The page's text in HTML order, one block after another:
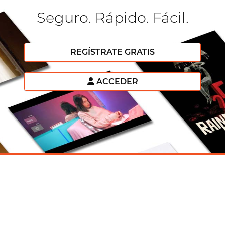
Seguro. Rápido. Fácil.
REGÍSTRATE GRATIS
ACCEDER